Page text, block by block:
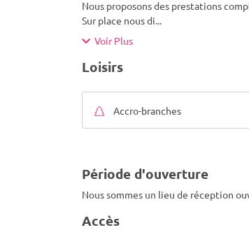
Nous proposons des prestations
Sur place nous di...
Voir Plus
Loisirs
Accro-branches
Période d'ouverture
Nous sommes un lieu de réception
Accès